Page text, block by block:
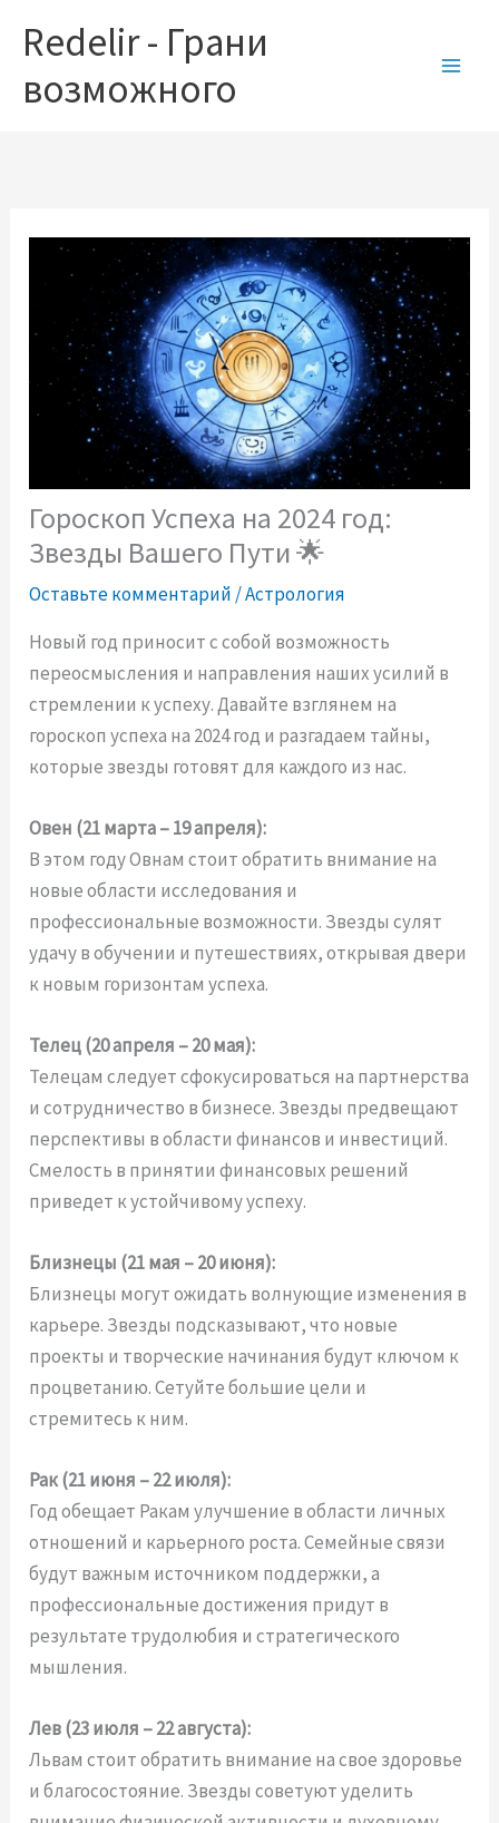
содержимому
Redelir - Грани
возможного
Гороскоп Успеха на 2024 год:
Звезды Вашего Пути 🌟
Оставьте комментарий /Астрология
Новый год приносит с собой возможность
переосмысления и направления наших усилий в
стремлении к успеху. Давайте взглянем на
гороскоп успеха на 2024 год и разгадаем тайны,
которые звезды готовят для каждого из нас.
Овен (21 марта – 19 апреля):
В этом году Овнам стоит обратить внимание на
новые области исследования и
профессиональные возможности. Звезды сулят
удачу в обучении и путешествиях, открывая двери
к новым горизонтам успеха.
Телец (20 апреля – 20 мая):
Телецам следует сфокусироваться на партнерства
и сотрудничество в бизнесе. Звезды предвещают
перспективы в области финансов и инвестиций.
Смелость в принятии финансовых решений
приведет к устойчивому успеху.
Близнецы (21 мая – 20 июня):
Близнецы могут ожидать волнующие изменения в
карьере. Звезды подсказывают, что новые
проекты и творческие начинания будут ключом к
процветанию. Сетуйте большие цели и
стремитесь к ним.
Рак (21 июня – 22 июля):
Год обещает Ракам улучшение в области личных
отношений и карьерного роста. Семейные связи
будут важным источником поддержки, а
профессиональные достижения придут в
результате трудолюбия и стратегического
мышления.
Лев (23 июля – 22 августа):
Львам стоит обратить внимание на свое здоровье
и благосостояние. Звезды советуют уделить